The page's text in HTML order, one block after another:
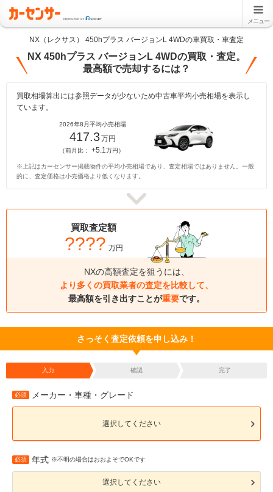
メニュー
NX（レクサス） 450hプラス バージョンL 4WDの車買取・車査定
NX 450hプラス バージョンL 4WDの買取・査定。
最高額で売却するには？
買取相場算出には参照データが少ないため中古車平均小売相場を表示し
ています。
2026年8月平均小売相場
417.3万円
（前月比： +5.1万円）
※上記はカーセンサー掲載物件の平均小売相場であり、査定相場ではありません。一般
的に、査定価格は小売価格より低くなります。
買取査定額
???? 万円
NXの高額査定を狙うには、
より多くの買取業者の査定を比較して、
最高額を引き出すことが重要です。
さっそく査定依頼を申し込み！
入力 確認 完了
必須 メーカー・車種・グレード
選択してください
必須 年式 ※不明の場合はおおよそでOKです
選択してください